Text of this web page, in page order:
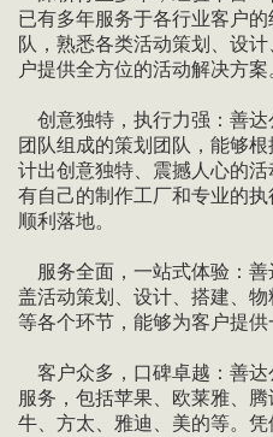
已有多年服务于各行业客户
队，熟悉各类活动策划、设
户提供全方位的活动解决方案
创意独特，执行力强：善达
团队组成的策划团队，能够
计出创意独特、震撼人心的
有自己的制作工厂和专业的
顺利落地。
服务全面，一站式体验：善
盖活动策划、设计、搭建、
等各个环节，能够为客户提供
客户众多，口碑卓越：善达
服务，包括苹果、欧莱雅、
牛、方太、雅迪、美的等。